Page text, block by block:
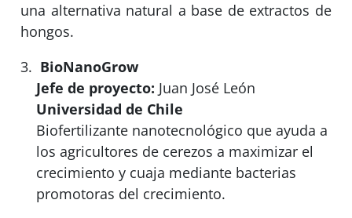
una alternativa natural a base de extractos de
hongos.
BioNanoGrow
Jefe de proyecto: Juan José León
Universidad de Chile
Biofertilizante nanotecnológico que ayuda a
los agricultores de cerezos a maximizar el
crecimiento y cuaja mediante bacterias
promotoras del crecimiento.